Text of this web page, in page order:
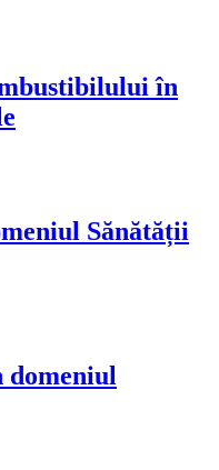
în
Sănătății